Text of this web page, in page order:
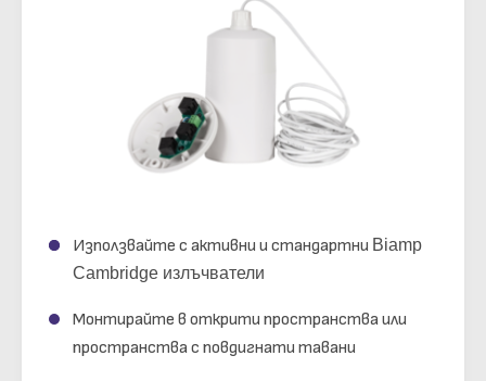
Използвайте с активни и стандартни Biamp
Cambridge излъчватели
Монтирайте в открити пространства или
пространства с повдигнати тавани